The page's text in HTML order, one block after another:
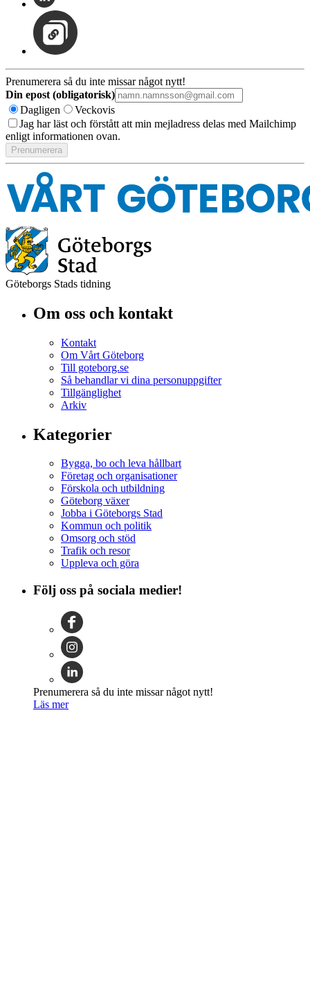
Prenumerera så du inte missar något nytt!
Din epost (obligatorisk)
Dagligen
Veckovis
Jag har läst och förstått att min mejladress delas med Mailchimp
enligt informationen ovan.
Göteborgs Stads tidning
Om oss och kontakt
Kontakt
Om Vårt Göteborg
Till goteborg.se
Så behandlar vi dina personuppgifter
Tillgänglighet
Arkiv
Kategorier
Bygga, bo och leva hållbart
Företag och organisationer
Förskola och utbildning
Göteborg växer
Jobba i Göteborgs Stad
Kommun och politik
Omsorg och stöd
Trafik och resor
Uppleva och göra
Följ oss på sociala medier!
Prenumerera så du inte missar något nytt!
Läs mer